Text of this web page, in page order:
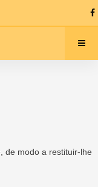
de modo a restituir-lhe